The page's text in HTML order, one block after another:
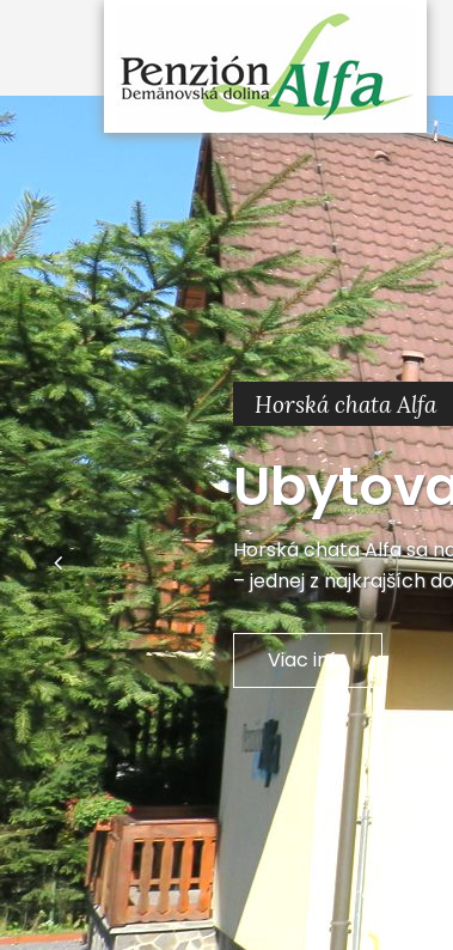
Horská chata Alfa
Horská chata Alfa sa
– jednej z najkrajších
Viac info
Previous